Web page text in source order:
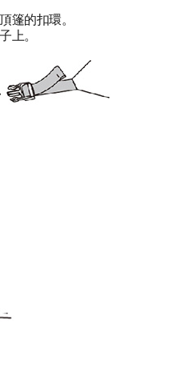
篷的扣環。
上。